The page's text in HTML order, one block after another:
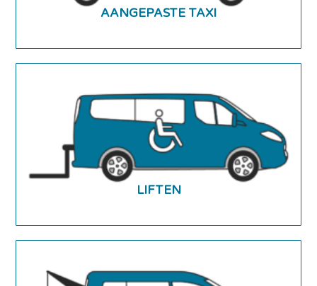
AANGEPASTE TAXI
LIFTEN